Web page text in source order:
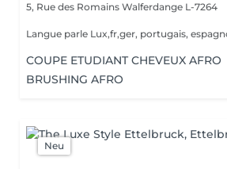
5, Rue des Romains Walferdange L-7264
Langue parle Lux,fr,ger, portugais,
COUPE ETUDIANT CHEVEUX AFRO
BRUSHING AFRO
Neu